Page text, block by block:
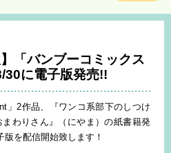
「バンブーコミックス
に電子版発売!!
」2作品、『ワンコ系部下のしつけ
わりさん』（にやま）の紙書籍発
を配信開始致します！